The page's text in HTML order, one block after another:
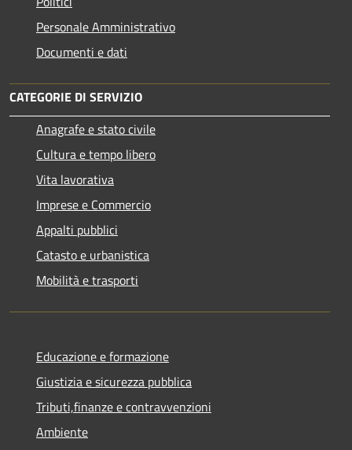
Personale Amministrativo
Documenti e dati
CATEGORIE DI SERVIZIO
Anagrafe e stato civile
Cultura e tempo libero
Vita lavorativa
Imprese e Commercio
Appalti pubblici
Catasto e urbanistica
Mobilità e trasporti
Educazione e formazione
Giustizia e sicurezza pubblica
Tributi,finanze e contravvenzioni
Ambiente